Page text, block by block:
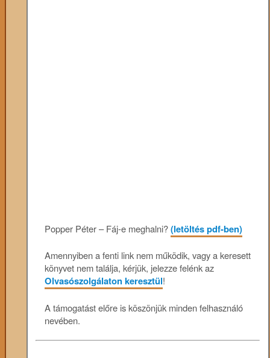
Popper Péter – Fáj-e meghalni?(letöltés pdf-ben)
Amennyiben a fenti link nem működik, vagy a keresett
könyvet nem találja, kérjük, jelezze felénk az
Olvasószolgálaton keresztül!
A támogatást előre is köszönjük minden felhasználó
nevében.